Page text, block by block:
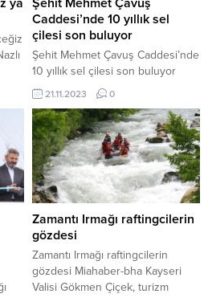
faaliyette yakalanarak hakkında
adli/idari işlem yapılan (33)
şüpheliden (3)‘ ü tutuklanmış, (4)’ü
Adli...
ya Şehit Mehmet Çavuş
Caddesi’nde 10 yıllık sel
çilesi son buluyor
Şehit Mehmet Çavuş Caddesi’nde
10 yıllık sel çilesi son buluyor
Başkent, Ankara Büyükşehir
Belediye Başkanı Mansur Yavaş’ın
yönetiminde adeta bir yatırım
atağına şahit oluyor. ASKİ Genel
Müdürlüğü de, Ankara’nın yıllardır
ihmal edilen sorunlarını program
dâhilinde tek tek gündemine
alarak çözüm üretiyor. Başkentte
hiçbir ayrım yapmadan tüm
ilçelerin altyapısını güçlendirmek
ve...
21.11.2023 0
Zamantı Irmağı raftingcilerin
gözdesi
Zamantı Irmağı raftingcilerin
gözdesi Miahaber-bha Kayseri
Valisi Gökmen Çiçek, turizm